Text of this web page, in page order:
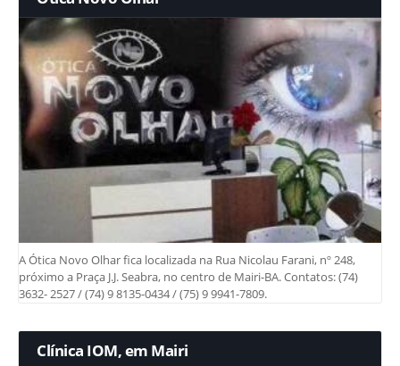
A Ótica Novo Olhar fica localizada na Rua Nicolau Farani, nº 248,
próximo a Praça J.J. Seabra, no centro de Mairi-BA. Contatos: (74)
3632- 2527 / (74) 9 8135-0434 / (75) 9 9941-7809.
Clínica IOM, em Mairi